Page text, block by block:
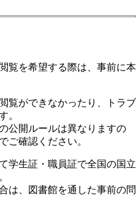
覧を希望する際は、事前に本
覧ができなかったり、トラブ
。
公開ルールは異なりますの
ご確認ください。
学生証・職員証で全国の国立
は、図書館を通した事前の問